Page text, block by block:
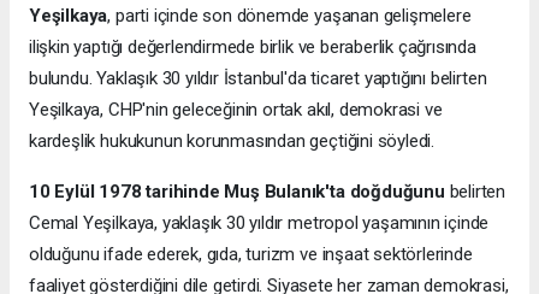
Yeşilkaya, parti içinde son dönemde yaşanan gelişmelere
ilişkin yaptığı değerlendirmede birlik ve beraberlik çağrısında
bulundu. Yaklaşık 30 yıldır İstanbul'da ticaret yaptığını belirten
Yeşilkaya, CHP'nin geleceğinin ortak akıl, demokrasi ve
kardeşlik hukukunun korunmasından geçtiğini söyledi.
10 Eylül 1978 tarihinde Muş Bulanık'ta doğduğunu belirten
Cemal Yeşilkaya, yaklaşık 30 yıldır metropol yaşamının içinde
olduğunu ifade ederek, gıda, turizm ve inşaat sektörlerinde
faaliyet gösterdiğini dile getirdi. Siyasete her zaman demokrasi,